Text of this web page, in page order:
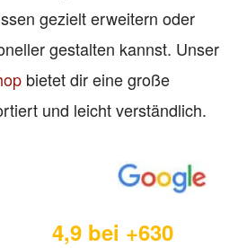
gezielt erweitern oder
gestalten kannst. Unser
bietet dir eine große
und leicht verständlich.
4,9 bei +630